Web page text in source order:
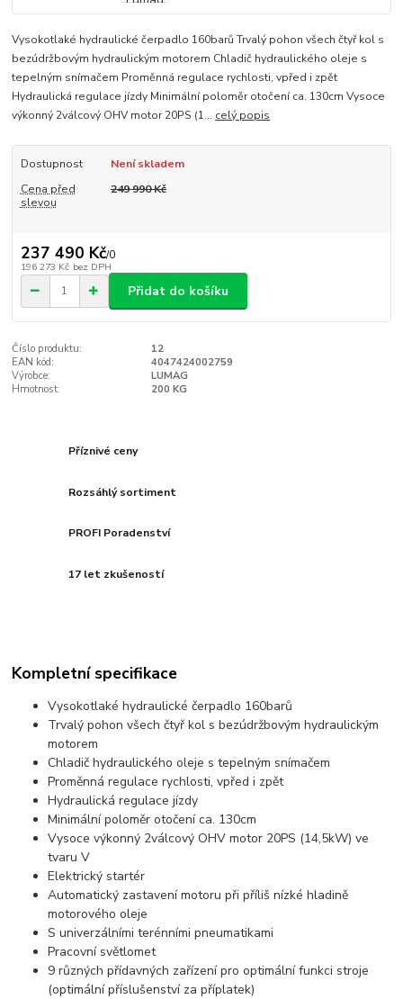
Vysokotlaké hydraulické čerpadlo 160barů Trvalý pohon všech čtyř kol s
bezúdržbovým hydraulickým motorem Chladič hydraulického oleje s
tepelným snímačem Proměnná regulace rychlosti, vpřed i zpět
Hydraulická regulace jízdy Minimální poloměr otočení ca. 130cm Vysoce
výkonný 2válcový OHV motor 20PS (1... celý popis
Dostupnost
Není skladem
Cena před
slevou
249 990 Kč
237 490 Kč/0
196 273 Kč bez DPH
Přidat do košíku
Číslo produktu:
12
EAN kód:
4047424002759
Výrobce:
LUMAG
Hmotnost:
200 KG
Příznivé ceny
Rozsáhlý sortiment
PROFI Poradenství
17 let zkušeností
Kompletní specifikace
Vysokotlaké hydraulické čerpadlo 160barů
Trvalý pohon všech čtyř kol s bezúdržbovým hydraulickým
motorem
Chladič hydraulického oleje s tepelným snímačem
Proměnná regulace rychlosti, vpřed i zpět
Hydraulická regulace jízdy
Minimální poloměr otočení ca. 130cm
Vysoce výkonný 2válcový OHV motor 20PS (14,5kW) ve
tvaru V
Elektrický startér
Automatický zastavení motoru při příliš nízké hladině
motorového oleje
S univerzálními terénními pneumatikami
Pracovní světlomet
9 různých přídavných zařízení pro optimální funkci stroje
(optimální příslušenství za příplatek)